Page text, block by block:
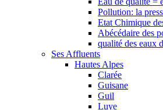
Pollution: la
Etat Chimique
Abécédaire des
qualité des eaux
Ses Affluents
Hautes Alpes
Clarée
Guisane
Guil
Luye